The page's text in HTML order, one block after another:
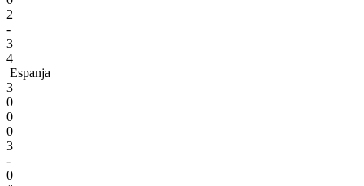
2
-
3
4
Espanja
3
0
0
0
3
-
0